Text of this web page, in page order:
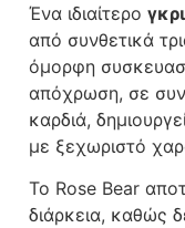
Ένα ιδιαίτερο
από συνθετικά
όμορφη
απόχρωση, σε
καρδιά,
με ξεχωριστό
Το Rose Bear
διάρκεια, καθώς